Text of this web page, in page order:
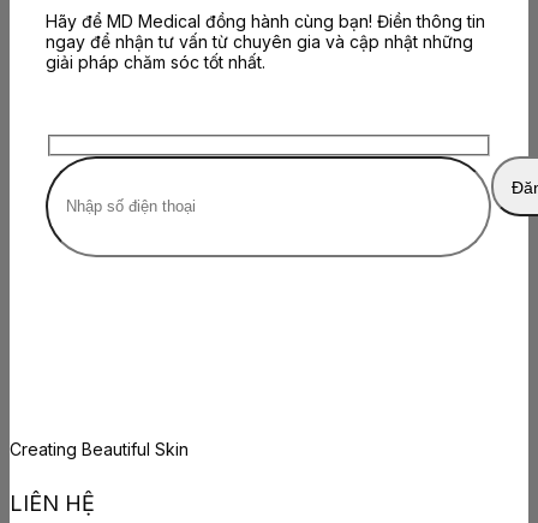
Hãy để MD Medical đồng hành cùng bạn! Điền thông tin
ngay để nhận tư vấn từ chuyên gia và cập nhật những
giải pháp chăm sóc tốt nhất.
Creating Beautiful Skin
LIÊN HỆ